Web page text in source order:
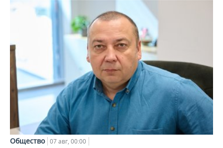
Общество 07 авг, 00:00